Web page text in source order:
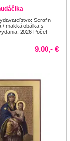
Serafín
/ mäkká obálka s
2026 Počet
9.00,- €